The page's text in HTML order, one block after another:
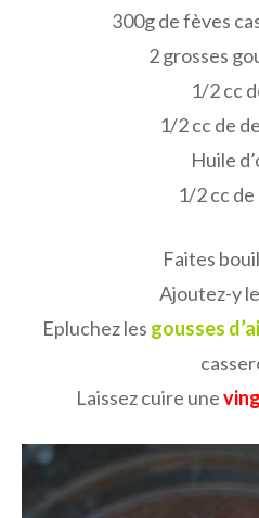
300g de fèves
2 grosses
1/2 cc
1/2 cc de
Huile
1/2 cc
Faites
Ajoutez-y
Epluchez les gousses
Laissez cuire une